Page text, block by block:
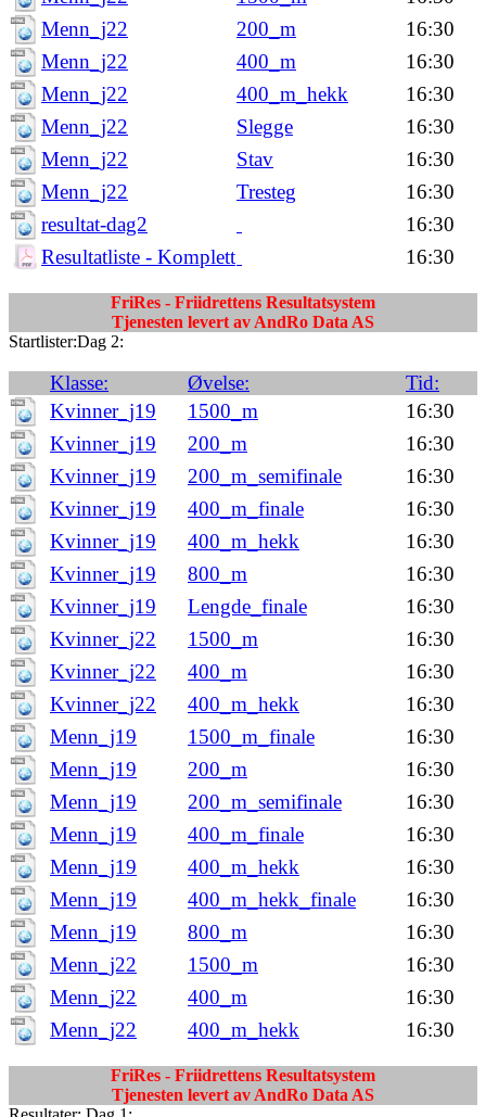
Menn_j22
200_m
16:30
Menn_j22
400_m
16:30
Menn_j22
400_m_hekk
16:30
Menn_j22
Slegge
16:30
Menn_j22
Stav
16:30
Menn_j22
Tresteg
16:30
resultat-dag2
16:30
Resultatliste - Komplett
16:30
FriRes - Friidrettens Resultatsystem
Tjenesten levert av AndRo Data AS
Startlister:Dag 2:
Klasse: Øvelse:
Tid:
Kvinner_j19
1500_m
16:30
Kvinner_j19
200_m
16:30
Kvinner_j19
200_m_semifinale
16:30
Kvinner_j19
400_m_finale
16:30
Kvinner_j19
400_m_hekk
16:30
Kvinner_j19
800_m
16:30
Kvinner_j19
Lengde_finale
16:30
Kvinner_j22
1500_m
16:30
Kvinner_j22
400_m
16:30
Kvinner_j22
400_m_hekk
16:30
Menn_j19
1500_m_finale
16:30
Menn_j19
200_m
16:30
Menn_j19
200_m_semifinale
16:30
Menn_j19
400_m_finale
16:30
Menn_j19
400_m_hekk
16:30
Menn_j19
400_m_hekk_finale
16:30
Menn_j19
800_m
16:30
Menn_j22
1500_m
16:30
Menn_j22
400_m
16:30
Menn_j22
400_m_hekk 16:30
FriRes - Friidrettens Resultatsystem
Tjenesten levert av AndRo Data AS